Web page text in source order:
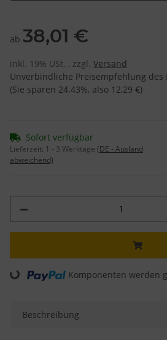
ab 38,01 €
inkl. 19% USt. , zzgl. Versand
Unverbindliche Preisempfehlung des
(Sie sparen 24.43%, also 12,29 €)
Sofort verfügbar
Lieferzeit: 1 - 3 Werktage (DE - Ausland
abweichend)
Loading... Komponenten werden
Beschreibung